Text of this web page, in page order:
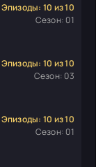
Эпизоды: 10 из 10
Сезон: 01
Эпизоды: 10 из 10
Сезон: 03
Эпизоды: 10 из 10
Сезон: 01